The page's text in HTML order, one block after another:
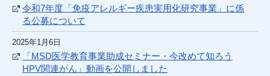
令和7年度「免疫アレルギー疾患実用化研究事業」に係
る公募について
2025年1月6日
「MSD医学教育事業助成セミナー・今改めて知ろう
HPV関連がん」動画を公開しました